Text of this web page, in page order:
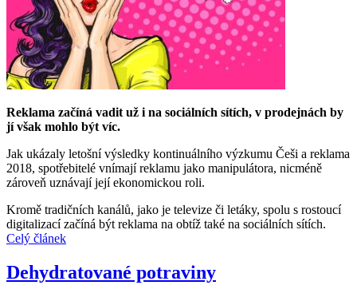
Reklama začíná vadit už i na sociálních sítích, v prodejnách by
jí však mohlo být víc.
Jak ukázaly letošní výsledky kontinuálního výzkumu Češi a reklama
2018, spotřebitelé vnímají reklamu jako manipulátora, nicméně
zároveň uznávají její ekonomickou roli.
Kromě tradičních kanálů, jako je televize či letáky, spolu s rostoucí
digitalizací začíná být reklama na obtíž také na sociálních sítích.
Celý článek
Dehydratované potraviny